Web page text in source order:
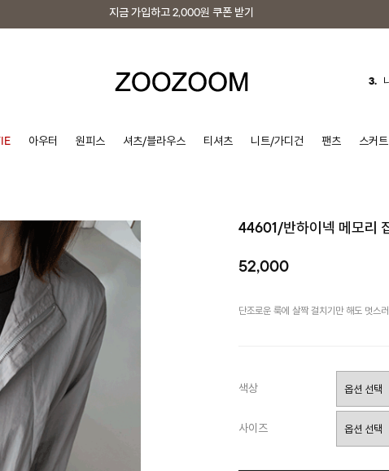
지금 가입하고 2,000원 쿠폰 받기
4.
6.
10.
3.
아우터 원피스 셔츠/블라우스 티셔츠 니트/가디건 팬츠 스커트
44601/반하이넥 메모리
52,000
단조로운 룩에 살짝 걸치기만 해도 멋스
색상
사이즈